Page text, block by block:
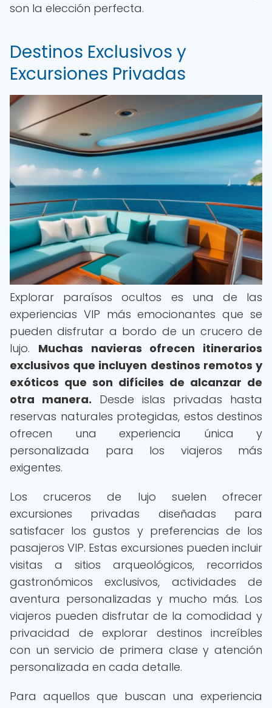
son la elección perfecta.
Destinos Exclusivos y
Excursiones Privadas
Explorar paraísos ocultos es una de las
experiencias VIP más emocionantes que se
pueden disfrutar a bordo de un crucero de
lujo. Muchas navieras ofrecen itinerarios
exclusivos que incluyen destinos remotos y
exóticos que son difíciles de alcanzar de
otra manera. Desde islas privadas hasta
reservas naturales protegidas, estos destinos
ofrecen una experiencia única y
personalizada para los viajeros más
exigentes.
Los cruceros de lujo suelen ofrecer
excursiones privadas diseñadas para
satisfacer los gustos y preferencias de los
pasajeros VIP. Estas excursiones pueden incluir
visitas a sitios arqueológicos, recorridos
gastronómicos exclusivos, actividades de
aventura personalizadas y mucho más. Los
viajeros pueden disfrutar de la comodidad y
privacidad de explorar destinos increíbles
con un servicio de primera clase y atención
personalizada en cada detalle.
Para aquellos que buscan una experiencia